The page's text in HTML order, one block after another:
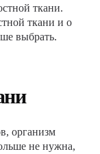
ткани.
ткани и о
выбрать.
организм
не нужна,